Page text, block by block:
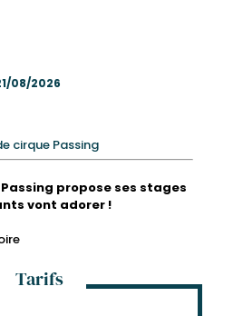
08/2026
cirque Passing
propose ses stages
vont adorer !
Tarifs